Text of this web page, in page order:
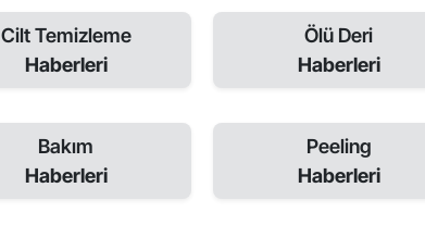
Cilt Temizleme
Haberleri
Ölü Deri
Haberleri
Bakım
Haberleri
Peeling
Haberleri